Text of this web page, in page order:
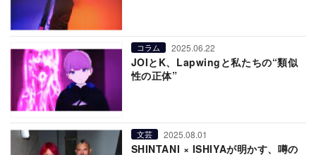
コラム 2025.06.22
JOIとK、Lapwingと私たちの“類似
性の正体”
文芸 2025.08.01
SHINTANI × ISHIYAが明かす、噂の